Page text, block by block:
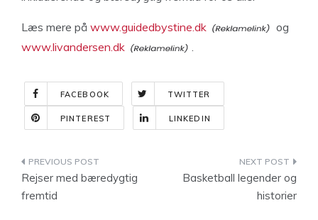
Læs mere på www.guidedbystine.dk
og
www.livandersen.dk
.
FACEBOOK TWITTER
PINTEREST LINKEDIN
Indlægsnavigation
Rejser med bæredygtig
fremtid
Basketball legender og
historier